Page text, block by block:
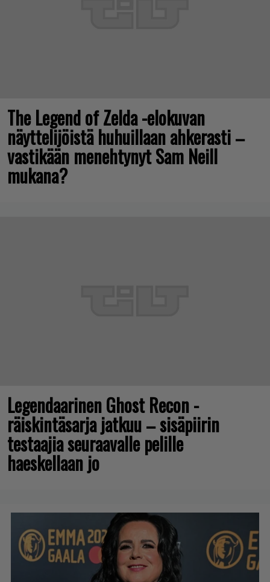
The Legend of Zelda -elokuvan
näyttelijöistä huhuillaan ahkerasti –
vastikään menehtynyt Sam Neill
mukana?
Legendaarinen Ghost Recon -
räiskintäsarja jatkuu – sisäpiirin
testaajia seuraavalle pelille
haeskellaan jo